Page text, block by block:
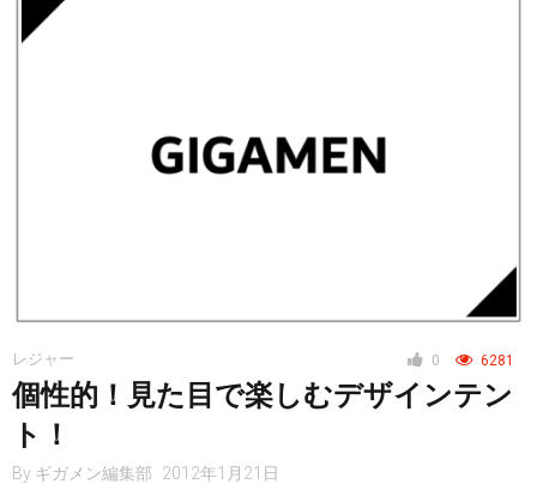
ヘルス・健康
0 6281
レジャー
個性的！見た目で楽しむデザインテン
ト！
By ギガメン編集部 2012年1月21日